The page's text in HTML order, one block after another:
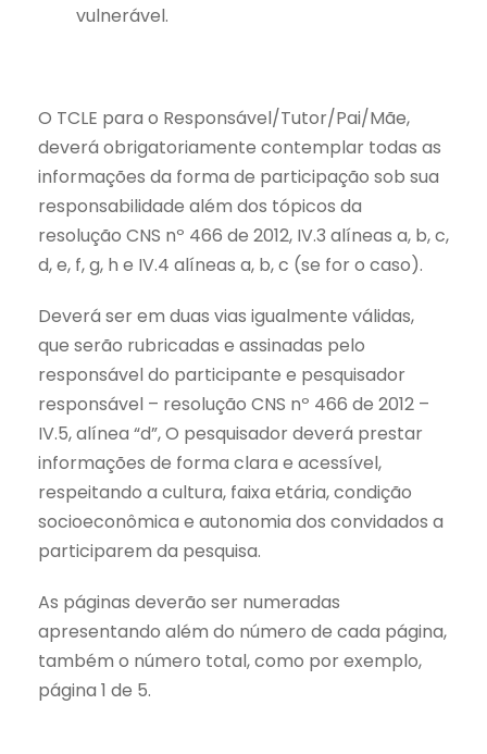
vulnerável.
O TCLE para o Responsável/Tutor/Pai/Mãe,
deverá obrigatoriamente contemplar todas as
informações da forma de participação sob sua
responsabilidade além dos tópicos da
resolução CNS nº 466 de 2012, IV.3 alíneas a, b, c,
d, e, f, g, h e IV.4 alíneas a, b, c (se for o caso).
Deverá ser em duas vias igualmente válidas,
que serão rubricadas e assinadas pelo
responsável do participante e pesquisador
responsável – resolução CNS nº 466 de 2012 –
IV.5, alínea “d”, O pesquisador deverá prestar
informações de forma clara e acessível,
respeitando a cultura, faixa etária, condição
socioeconômica e autonomia dos convidados a
participarem da pesquisa.
As páginas deverão ser numeradas
apresentando além do número de cada página,
também o número total, como por exemplo,
página 1 de 5.